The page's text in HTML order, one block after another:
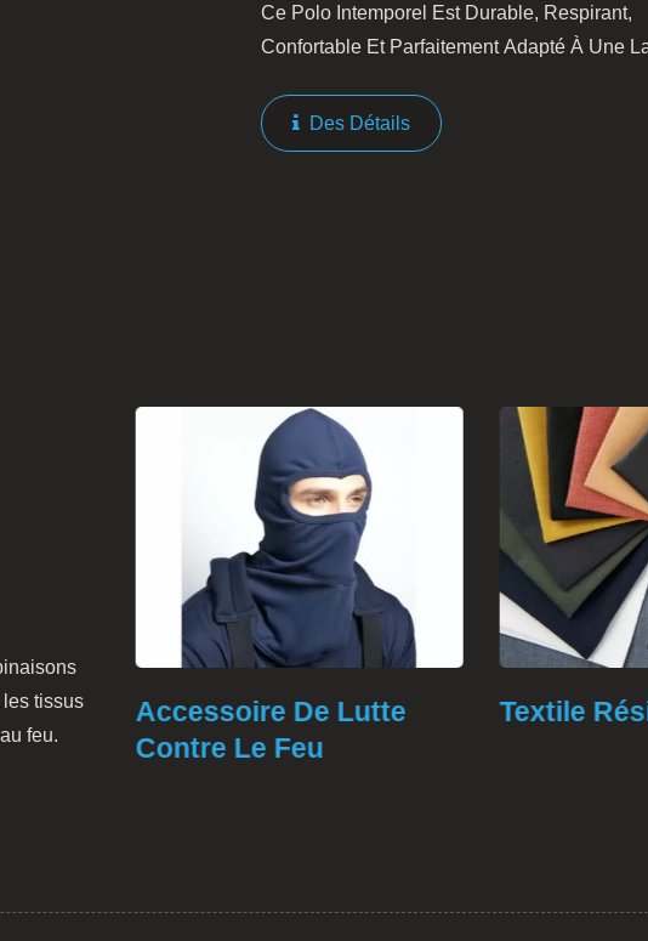
Pendant Le Vol.
Est Fabriquée...
Ce Polo Intemporel Est Durable, Respirant,
Confortable Et Parfaitement Adapté À Une
Logo SUPER ARMOR® Inherently Flame
Resistant Sur Le Col Pour...
Des Détails
tissus
feu.
Accessoire De Lutte
Contre Le Feu
Textile